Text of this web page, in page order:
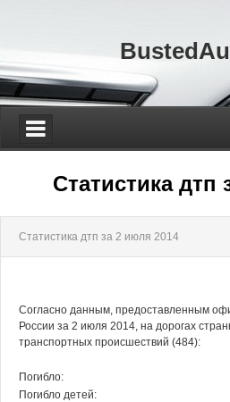
Статистика дтп
Статистика дтп за 2 июля 2014
Согласно данным, предоставленным
России за 2 июля 2014, на дорогах
транспортных происшествий (484):
Погибло:
Погибло детей: